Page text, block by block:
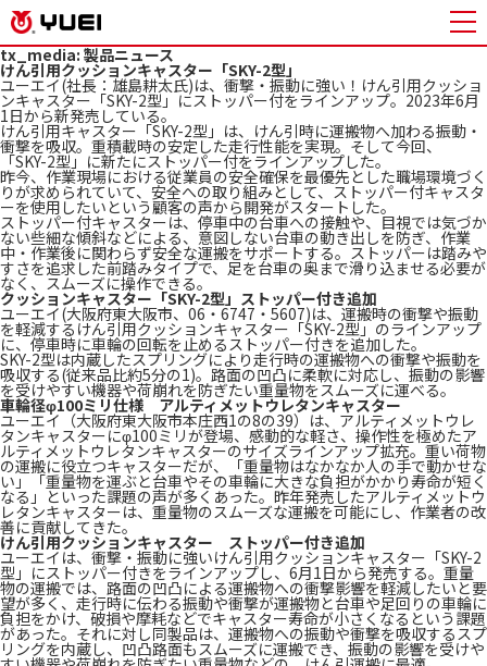
tx_media: 製品ニュース
けん引用クッションキャスター「SKY-2型」
ユーエイ(社長：雄島耕太氏)は、衝撃・振動に強い！けん引用クッショ
ンキャスター「SKY-2型」にストッパー付をラインアップ。2023年6月
1日から新発売している。
けん引用キャスター「SKY-2型」は、けん引時に運搬物へ加わる振動・
衝撃を吸収。重積載時の安定した走行性能を実現。そして今回、
「SKY-2型」に新たにストッパー付をラインアップした。
昨今、作業現場における従業員の安全確保を最優先とした職場環境づく
りが求められていて、安全への取り組みとして、ストッパー付キャスタ
ーを使用したいという顧客の声から開発がスタートした。
ストッパー付キャスターは、停車中の台車への接触や、目視では気づか
ない些細な傾斜などによる、意図しない台車の動き出しを防ぎ、作業
中・作業後に関わらず安全な運搬をサポートする。ストッパーは踏みや
すさを追求した前踏みタイプで、足を台車の奥まで滑り込ませる必要が
なく、スムーズに操作できる。
クッションキャスター「SKY-2型」ストッパー付き追加
ユーエイ(大阪府東大阪市、06・6747・5607)は、運搬時の衝撃や振動
を軽減するけん引用クッションキャスター「SKY-2型」のラインアップ
に、停車時に車輪の回転を止めるストッパー付きを追加した。
SKY-2型は内蔵したスプリングにより走行時の運搬物への衝撃や振動を
吸収する(従来品比約5分の1)。路面の凹凸に柔軟に対応し、振動の影響
を受けやすい機器や荷崩れを防ぎたい重量物をスムーズに運べる。
車輪径φ100ミリ仕様 アルティメットウレタンキャスター
ユーエイ（大阪府東大阪市本庄西1の8の39）は、アルティメットウレ
タンキャスターにφ100ミリが登場、感動的な軽さ、操作性を極めたア
ルティメットウレタンキャスターのサイズラインアップ拡充。重い荷物
の運搬に役立つキャスターだが、「重量物はなかなか人の手で動かせな
い」「重量物を運ぶと台車やその車輪に大きな負担がかかり寿命が短く
なる」といった課題の声が多くあった。昨年発売したアルティメットウ
レタンキャスターは、重量物のスムーズな運搬を可能にし、作業者の改
善に貢献してきた。
けん引用クッションキャスター ストッパー付き追加
ユーエイは、衝撃・振動に強いけん引用クッションキャスター「SKY-2
型」にストッパー付きをラインアップし、6月1日から発売する。重量
物の運搬では、路面の凹凸による運搬物への衝撃影響を軽減したいと要
望が多く、走行時に伝わる振動や衝撃が運搬物と台車や足回りの車輪に
負担をかけ、破損や摩耗などでキャスター寿命が小さくなるという課題
があった。それに対し同製品は、運搬物への振動や衝撃を吸収するスプ
リングを内蔵し、凹凸路面もスムーズに運搬でき、振動の影響を受けや